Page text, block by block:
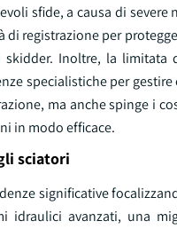
sfide, a causa di
registrazione per
Inoltre, la
specialistiche per
ma anche spinge i
in modo efficace.
sciatori
significative
idraulici avanzati, una